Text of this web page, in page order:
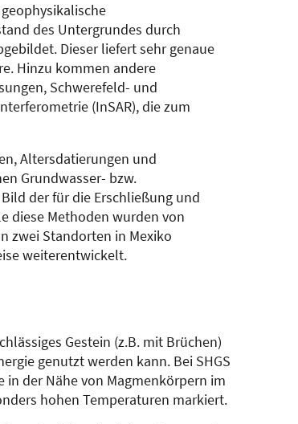
des Untergrundes durch
Dieser liefert sehr genaue
Hinzu kommen andere
Schwerefeld- und
(InSAR), die zum
Altersdatierungen und
Grundwasser- bzw.
der für die Erschließung und
diese Methoden wurden von
zwei Standorten in Mexiko
weiterentwickelt.
Gestein (z.B. mit Brüchen)
genutzt werden kann. Bei SHGS
der Nähe von Magmenkörpern im
hohen Temperaturen markiert.